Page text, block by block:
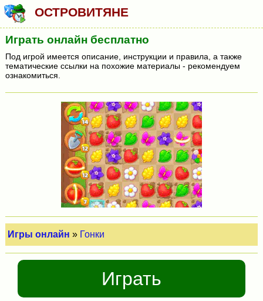
ОСТРОВИТЯНЕ
Играть онлайн бесплатно
Под игрой имеется описание, инструкции и правила, а также
тематические ссылки на похожие материалы - рекомендуем
ознакомиться.
Игры онлайн » Гонки
Играть